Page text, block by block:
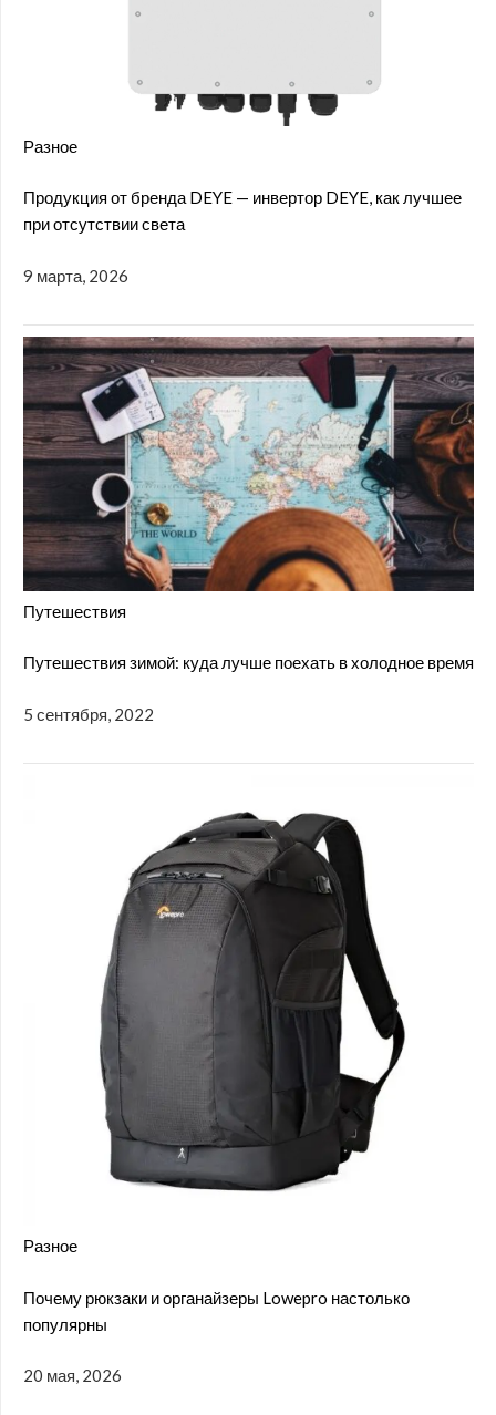
Разное
Продукция от бренда DEYE — инвертор DEYE, как лучшее
при отсутствии света
9 марта, 2026
Путешествия
Путешествия зимой: куда лучше поехать в холодное время
5 сентября, 2022
Разное
Почему рюкзаки и органайзеры Lowepro настолько
популярны
20 мая, 2026